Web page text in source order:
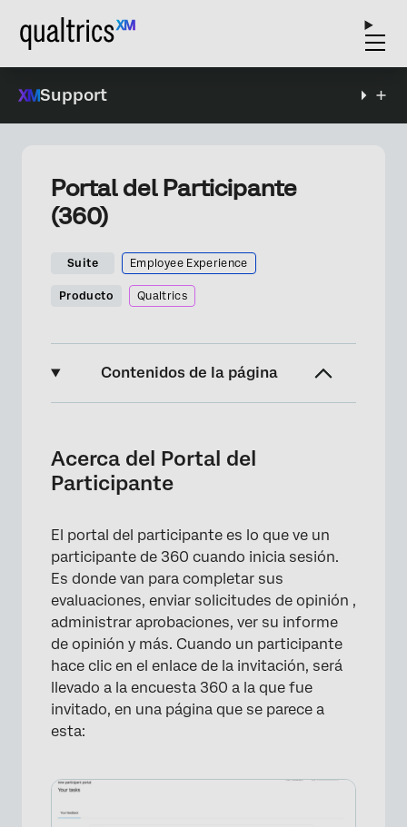
Support
Portal del Participante
(360)
Suite Employee Experience
Producto Qualtrics
Contenidos de la página
Acceder al portal del Participante
Navegando por el Portal del Participante
Tareas del líder
Preguntas frequentes
Acerca del Portal del
Participante
El portal del participante es lo que ve un
participante de 360 ​​cuando inicia sesión.
Es donde van para completar sus
evaluaciones, enviar solicitudes de opinión ,
administrar aprobaciones, ver su informe
de opinión y más. Cuando un participante
hace clic en el enlace de la invitación, será
llevado a la encuesta 360 a la que fue
invitado, en una página que se parece a
esta: